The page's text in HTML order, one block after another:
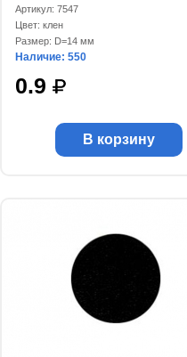
Артикул: 7547
Цвет: клен
Размер: D=14 мм
Наличие: 550
0.9
В корзину